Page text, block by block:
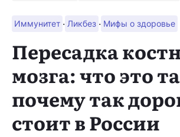
Иммунитет · Ликбез · Мифы о здоровье
Пересадка
мозга: что это
почему так
стоит в России